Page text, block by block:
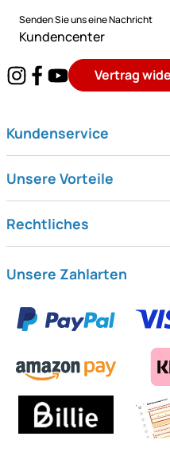
Senden Sie uns eine Nachricht
Kundencenter
Vertrag
Kundenservice
Unsere Vorteile
Rechtliches
Unsere Zahlarten